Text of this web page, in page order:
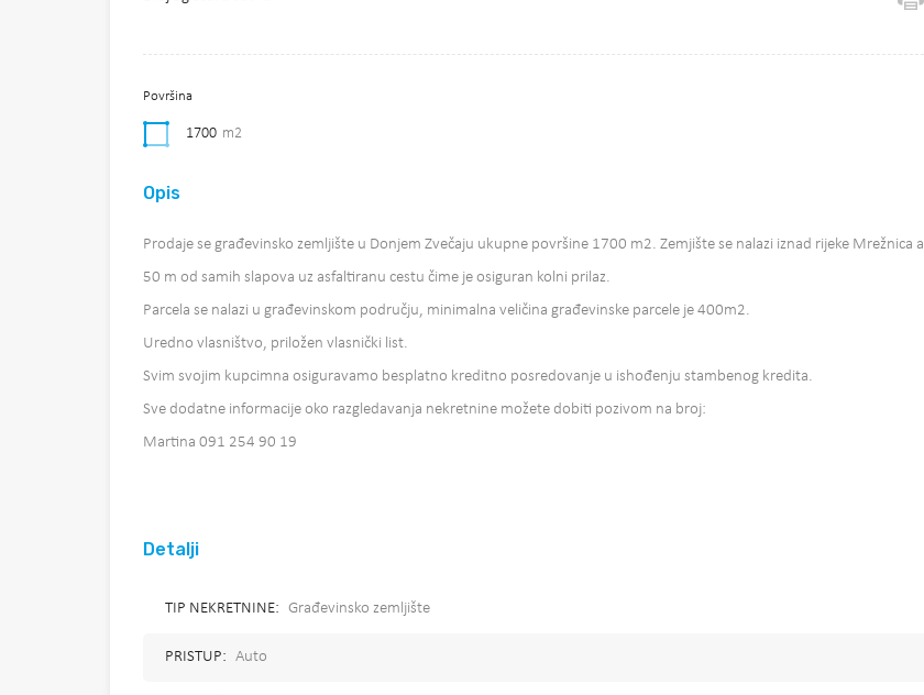
Površina
1700 m2
Opis
Prodaje se građevinsko zemljište u Donjem Zvečaju ukupne površine 1700 m2. Zemjište se nalazi iznad rijeke Mrežnica a
50 m od samih slapova uz asfaltiranu cestu čime je osiguran kolni prilaz.
Parcela se nalazi u građevinskom području, minimalna veličina građevinske parcele je 400m2.
Uredno vlasništvo, priložen vlasnički list.
Svim svojim kupcimna osiguravamo besplatno kreditno posredovanje u ishođenju stambenog kredita.
Sve dodatne informacije oko razgledavanja nekretnine možete dobiti pozivom na broj:
Martina 091 254 90 19
Detalji
TIP NEKRETNINE: Građevinsko zemljište
PRISTUP: Auto